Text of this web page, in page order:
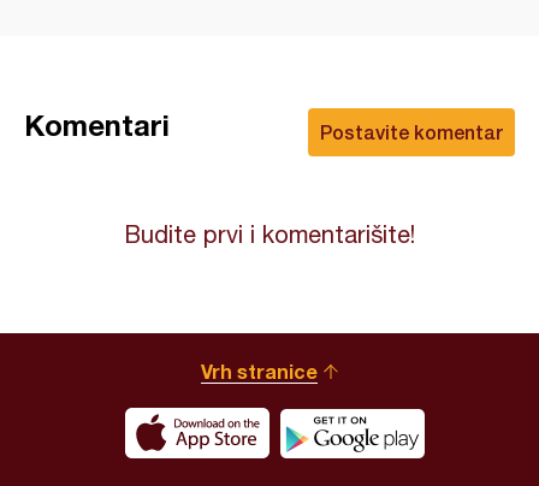
Postavite komentar
Komentari
Budite prvi i komentarišite!
Vrh stranice